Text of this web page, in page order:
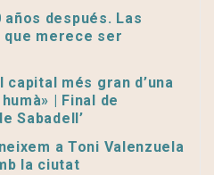
años después. Las
merece ser
capital més gran d’una
| Final de
Sabadell’
a Toni Valenzuela
la ciutat